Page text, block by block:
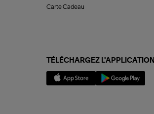
Carte Cadeau
TÉLÉCHARGEZ L'APPLICATION